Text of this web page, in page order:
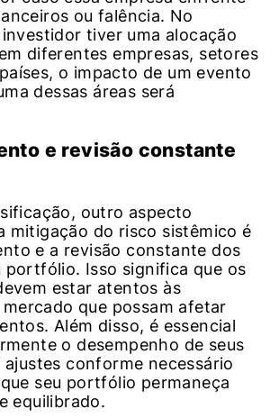
ou falência. No
tiver uma alocação
diferentes empresas, setores
o impacto de um evento
dessas áreas será
e revisão constante
outro aspecto
mitigação do risco sistêmico é
e a revisão constante dos
portfólio. Isso significa que os
estar atentos às
que possam afetar
Além disso, é essencial
o desempenho de seus
conforme necessário
seu portfólio permaneça
equilibrado.